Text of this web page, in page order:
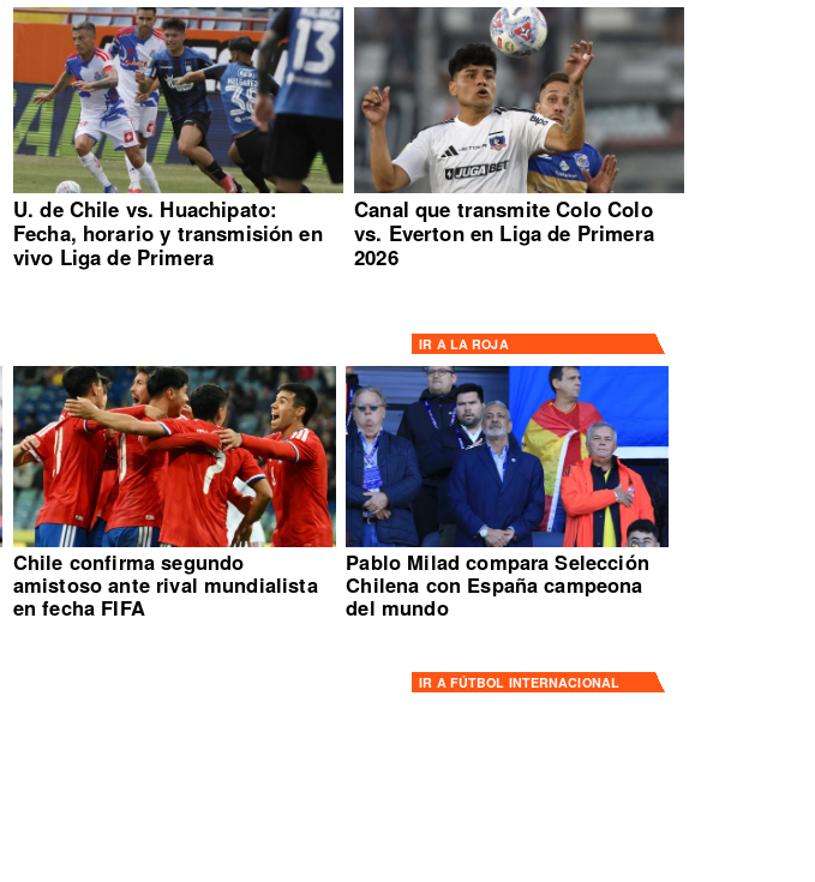
U. de Chile vs. Huachipato:
Fecha, horario y transmisión en
vivo Liga de Primera
Canal que transmite Colo Colo
vs. Everton en Liga de Primera
2026
IR A LA ROJA
Chile confirma segundo
amistoso ante rival mundialista
en fecha FIFA
Pablo Milad compara Selección
Chilena con España campeona
del mundo
IR A FÚTBOL INTERNACIONAL